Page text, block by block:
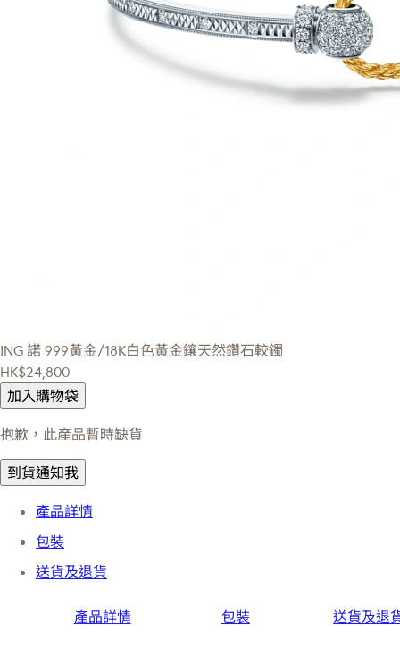
ING 諾 999黃金/18K白色黃金鑲天然鑽石較鐲
HK$24,800
加入購物袋
抱歉，此產品暫時缺貨
到貨通知我
產品詳情
包裝
送貨及退貨
產品詳情 包裝 送貨及退